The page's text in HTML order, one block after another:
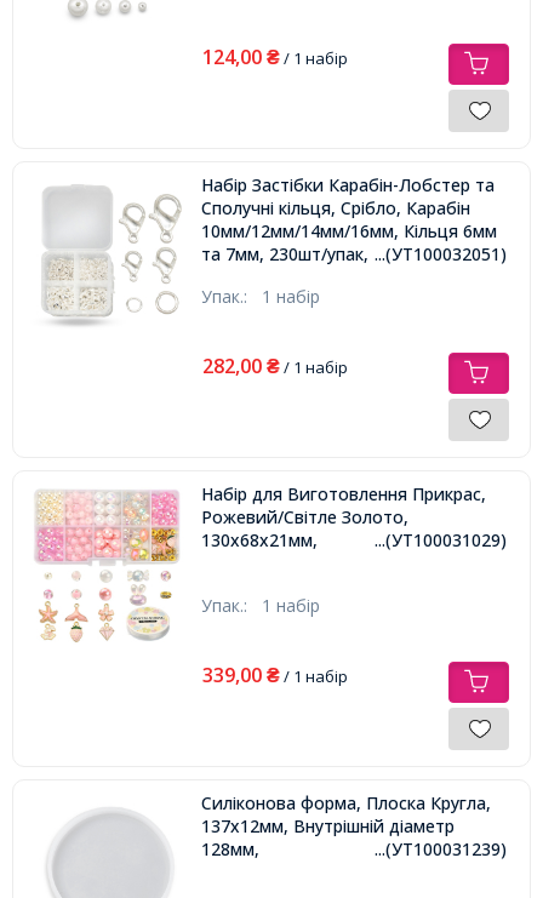
124,00 ₴/ 1 набір
Набір Застібки Карабін-Лобстер та
Сполучні кільця, Срібло, Карабін
10мм/12мм/14мм/16мм, Кільця 6мм
та 7мм, 230шт/упак, ...(УТ100032051)
Упак.: 1 набір
282,00 ₴/ 1 набір
Набір для Виготовлення Прикрас,
Рожевий/Світле Золото,
130х68х21мм,
...(УТ100031029)
Упак.: 1 набір
339,00 ₴/ 1 набір
Силіконова форма, Плоска Кругла,
137х12мм, Внутрішній діаметр
128мм,
...(УТ100031239)